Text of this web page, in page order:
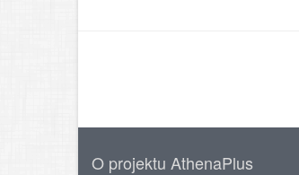
O projektu AthenaPlus